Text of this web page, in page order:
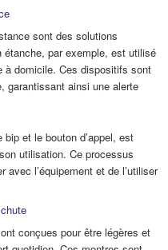
sont des solutions
par exemple, est utilisé
à domicile. Ces dispositifs sont
garantissant ainsi une alerte
et le bouton d’appel, est
utilisation. Ce processus
l’équipement et de l’utiliser
conçues pour être légères et